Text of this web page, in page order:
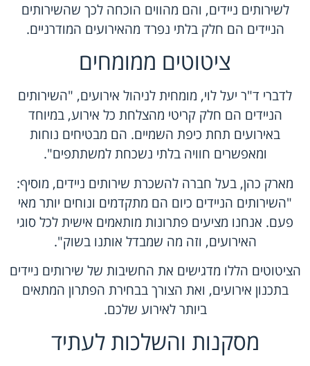
לשירותים ניידים, והם מהווים הוכחה לכך שהשירותים
הניידים הם חלק בלתי נפרד מהאירועים המודרניים.
ציטוטים ממומחים
לדברי ד"ר יעל לוי, מומחית לניהול אירועים, "השירותים
הניידים הם חלק קריטי מהצלחת כל אירוע, במיוחד
באירועים תחת כיפת השמיים. הם מבטיחים נוחות
ומאפשרים חוויה בלתי נשכחת למשתתפים".
מארק כהן, בעל חברה להשכרת שירותים ניידים, מוסיף:
"השירותים הניידים כיום הם מתקדמים ונוחים יותר מאי
פעם. אנחנו מציעים פתרונות מותאמים אישית לכל סוגי
האירועים, וזה מה שמבדל אותנו בשוק".
הציטוטים הללו מדגישים את החשיבות של שירותים ניידים
בתכנון אירועים, ואת הצורך בבחירת הפתרון המתאים
ביותר לאירוע שלכם.
מסקנות והשלכות לעתיד